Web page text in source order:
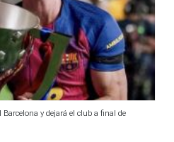
y dejará el club a final de